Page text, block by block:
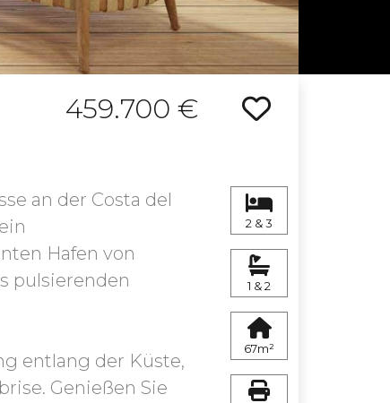
459.700 €
an der Costa del
Hafen von
pulsierenden
entlang der Küste,
Genießen Sie
2 & 3
1 & 2
67m²